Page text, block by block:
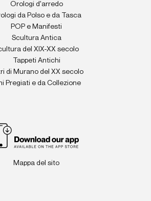
Orologi d'arredo
da Polso e da Tasca
POP e Manifesti
Scultura Antica
del XIX-XX secolo
Tappeti Antichi
di Murano del XX secolo
Pregiati e da Collezione
Mappa del sito